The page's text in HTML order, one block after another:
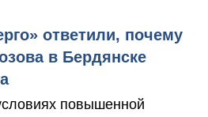
ответили, почему
в Бердянске
повышенной